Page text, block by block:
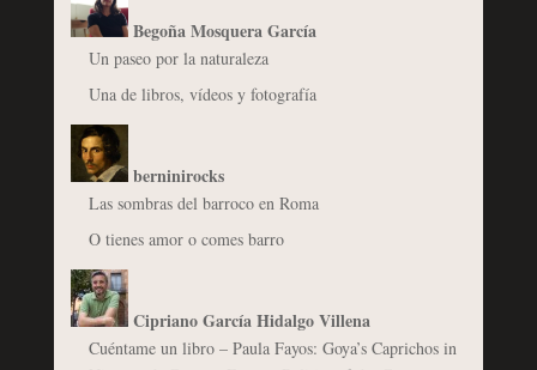
Begoña Mosquera García
Un paseo por la naturaleza
Una de libros, vídeos y fotografía
berninirocks
Las sombras del barroco en Roma
O tienes amor o comes barro
Cipriano García Hidalgo Villena
Cuéntame un libro – Paula Fayos: Goya’s Caprichos in